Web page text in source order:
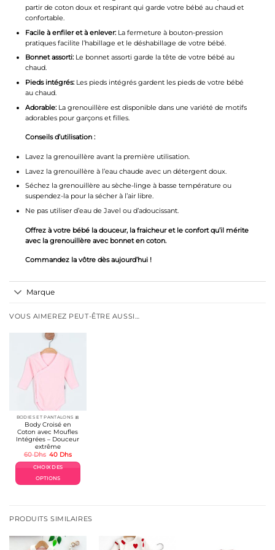
partir de coton doux et respirant qui garde votre bébé au chaud et
confortable.
Facile à enfiler et à enlever:La fermeture à bouton-pression
pratiques facilite l’habillage et le déshabillage de votre bébé.
Bonnet assorti:Le bonnet assorti garde la tête de votre bébé au
chaud.
Pieds intégrés:Les pieds intégrés gardent les pieds de votre bébé
au chaud.
Adorable:La grenouillère est disponible dans une variété de motifs
adorables pour garçons et filles.
Conseils d’utilisation :
Lavez la grenouillère avant la première utilisation.
Lavez la grenouillère à l’eau chaude avec un détergent doux.
Séchez la grenouillère au sèche-linge à basse température ou
suspendez-la pour la sécher à l’air libre.
Ne pas utiliser d’eau de Javel ou d’adoucissant.
Offrez à votre bébé la douceur, la fraicheur et le confort qu’il mérite
avec la grenouillère avec bonnet en coton.
Commandez la vôtre dès aujourd’hui !
Marque
VOUS AIMEREZ PEUT-ÊTRE AUSSI…
BODIES ET PANTALONS 🎀
Body Croisé en
Coton avec Moufles
Intégrées – Douceur
extrême
60Dhs Le
initial
était :
60 Dhs.
40 DhsLe
actuel
CHOIX DES
OPTIONS
plusieurs
Les
options
PRODUITS SIMILAIRES